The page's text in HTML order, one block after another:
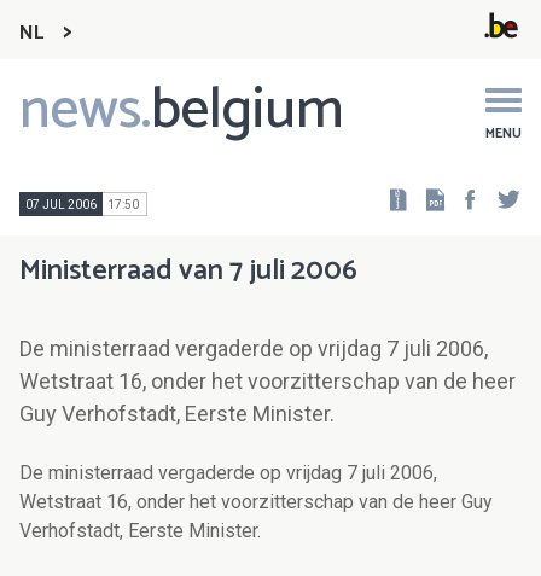
NL
news.belgium MENU
Main
navigation
07 JUL 2006 17:50
Ministerraad van 7 juli 2006
De ministerraad vergaderde op vrijdag 7 juli 2006,
Wetstraat 16, onder het voorzitterschap van de heer
Guy Verhofstadt, Eerste Minister.
De ministerraad vergaderde op vrijdag 7 juli 2006,
Wetstraat 16, onder het voorzitterschap van de heer Guy
Verhofstadt, Eerste Minister.